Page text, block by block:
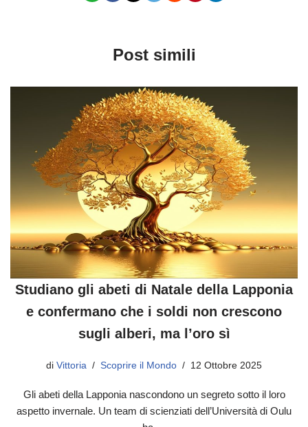
Post simili
Studiano gli abeti di Natale della Lapponia
e confermano che i soldi non crescono
sugli alberi, ma l’oro sì
di Vittoria Scoprire il Mondo 12 Ottobre 2025
Gli abeti della Lapponia nascondono un segreto sotto il loro
aspetto invernale. Un team di scienziati dell’Università di Oulu